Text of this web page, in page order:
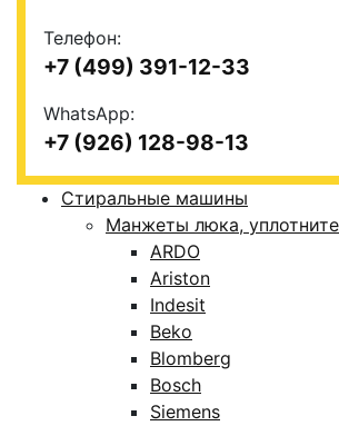
Телефон:
+7 (499) 391-12-33
WhatsApp:
+7 (926) 128-98-13
Стиральные машины
Манжеты люка,
ARDO
Ariston
Indesit
Beko
Blomberg
Bosch
Siemens